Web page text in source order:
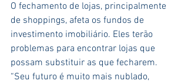
O fechamento de lojas, principalmente
de shoppings, afeta os fundos de
investimento imobiliário. Eles terão
problemas para encontrar lojas que
possam substituir as que fecharem.
“Seu futuro é muito mais nublado,